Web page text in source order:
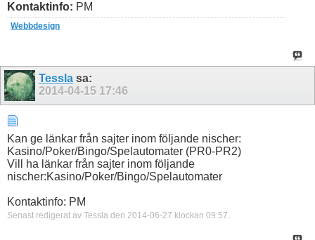
Kontaktinfo: PM
Webbdesign
Tessla sa:
2014-04-15 17:46
Kan ge länkar från sajter inom följande nischer:
Kasino/Poker/Bingo/Spelautomater (PR0-PR2)
Vill ha länkar från sajter inom följande
nischer:Kasino/Poker/Bingo/Spelautomater
Kontaktinfo: PM
Senast redigerat av Tessla den 2014-06-27 klockan 09:57.